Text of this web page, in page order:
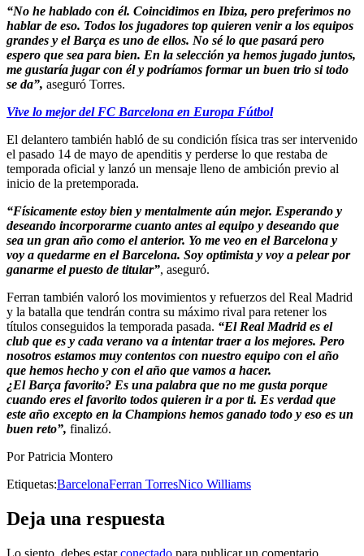
“No he hablado con él. Coincidimos en Ibiza, pero preferimos no
hablar de eso. Todos los jugadores top quieren venir a los equipos
grandes y el Barça es uno de ellos. No sé lo que pasará pero
espero que sea para bien. En la selección ya hemos jugado juntos,
me gustaría jugar con él y podríamos formar un buen trio si todo
se da”, aseguró Torres.
Vive lo mejor del FC Barcelona en Europa Fútbol
El delantero también habló de su condición física tras ser intervenido
el pasado 14 de mayo de apenditis y perderse lo que restaba de
temporada oficial y lanzó un mensaje lleno de ambición previo al
inicio de la pretemporada.
“Físicamente estoy bien y mentalmente aún mejor. Esperando y
deseando incorporarme cuanto antes al equipo y deseando que
sea un gran año como el anterior. Yo me veo en el Barcelona y
voy a quedarme en el Barcelona. Soy optimista y voy a pelear por
ganarme el puesto de titular”, aseguró.
Ferran también valoró los movimientos y refuerzos del Real Madrid
y la batalla que tendrán contra su máximo rival para retener los
títulos conseguidos la temporada pasada. “El Real Madrid es el
club que es y cada verano va a intentar traer a los mejores. Pero
nosotros estamos muy contentos con nuestro equipo con el año
que hemos hecho y con el año que vamos a hacer.
¿El Barça favorito? Es una palabra que no me gusta porque
cuando eres el favorito todos quieren ir a por ti. Es verdad que
este año excepto en la Champions hemos ganado todo y eso es un
buen reto”, finalizó.
Por Patricia Montero
Etiquetas:BarcelonaFerran TorresNico Williams
Deja una respuesta
Lo siento, debes estarconectado para publicar un comentario.